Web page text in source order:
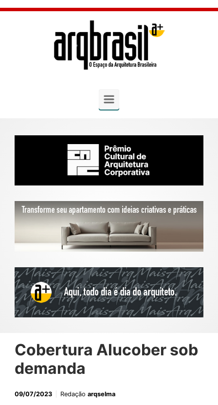
Skip to main content
Cobertura Alucober sob
demanda
09/07/2023 Redação arqselma